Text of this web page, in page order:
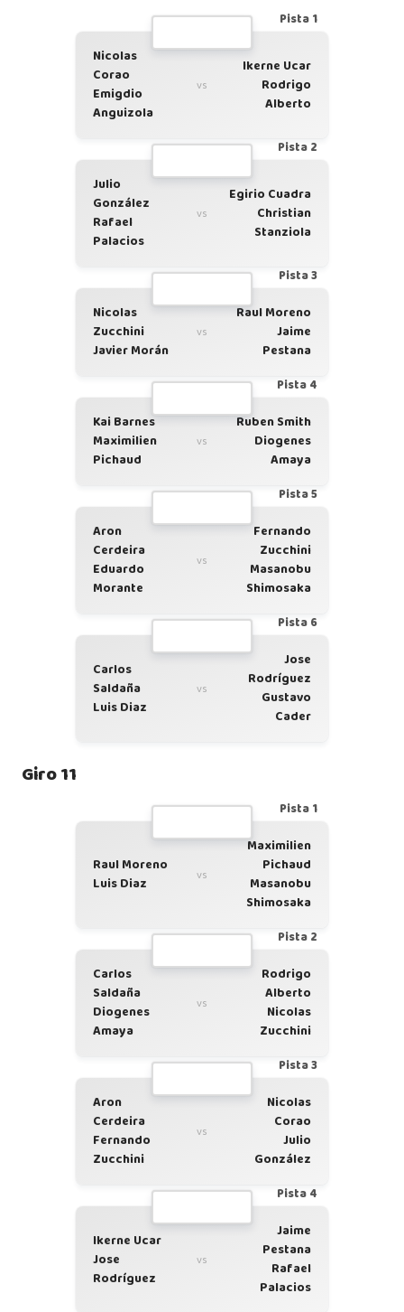
Pista 1
Nicolas
Corao
Emigdio
Anguizola
vs
Ikerne Ucar
Rodrigo
Alberto
Pista 2
Julio
González
Rafael
Palacios
vs
Egirio Cuadra
Christian
Stanziola
Pista 3
Nicolas
Zucchini
Javier Morán
vs
Raul Moreno
Jaime
Pestana
Pista 4
Kai Barnes
Maximilien
Pichaud
vs
Ruben Smith
Diogenes
Amaya
Pista 5
Aron
Cerdeira
Eduardo
Morante
vs
Fernando
Zucchini
Masanobu
Shimosaka
Pista 6
Carlos
Saldaña
Luis Diaz
vs
Jose
Rodríguez
Gustavo
Cader
Giro 11
Pista 1
Raul Moreno
Luis Diaz
vs
Maximilien
Pichaud
Masanobu
Shimosaka
Pista 2
Carlos
Saldaña
Diogenes
Amaya
vs
Rodrigo
Alberto
Nicolas
Zucchini
Pista 3
Aron
Cerdeira
Fernando
Zucchini
vs
Nicolas
Corao
Julio
González
Pista 4
Ikerne Ucar
Jose
Rodríguez
vs
Jaime
Pestana
Rafael
Palacios